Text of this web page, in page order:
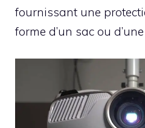
fournissant une
forme d’un sac ou